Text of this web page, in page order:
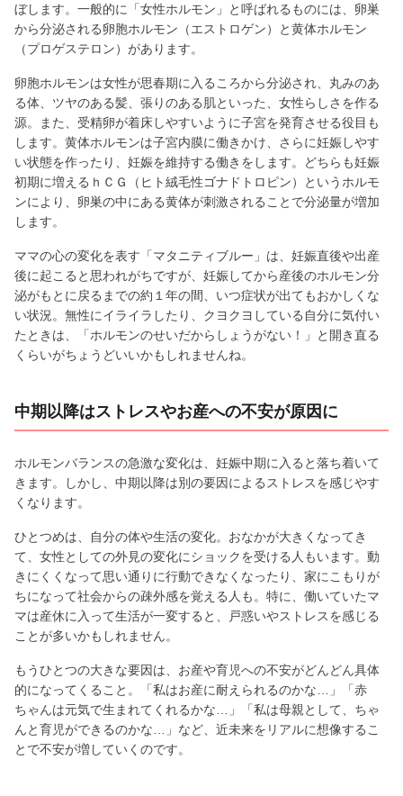
ぼします。一般的に「女性ホルモン」と呼ばれるものには、卵巣
から分泌される卵胞ホルモン（エストロゲン）と黄体ホルモン
（プロゲステロン）があります。
卵胞ホルモンは女性が思春期に入るころから分泌され、丸みのあ
る体、ツヤのある髪、張りのある肌といった、女性らしさを作る
源。また、受精卵が着床しやすいように子宮を発育させる役目も
します。黄体ホルモンは子宮内膜に働きかけ、さらに妊娠しやす
い状態を作ったり、妊娠を維持する働きをします。どちらも妊娠
初期に増えるｈＣＧ（ヒト絨毛性ゴナドトロピン）というホルモ
ンにより、卵巣の中にある黄体が刺激されることで分泌量が増加
します。
ママの心の変化を表す「マタニティブルー」は、妊娠直後や出産
後に起こると思われがちですが、妊娠してから産後のホルモン分
泌がもとに戻るまでの約１年の間、いつ症状が出てもおかしくな
い状況。無性にイライラしたり、クヨクヨしている自分に気付い
たときは、「ホルモンのせいだからしょうがない！」と開き直る
くらいがちょうどいいかもしれませんね。
中期以降はストレスやお産への不安が原因に
ホルモンバランスの急激な変化は、妊娠中期に入ると落ち着いて
きます。しかし、中期以降は別の要因によるストレスを感じやす
くなります。
ひとつめは、自分の体や生活の変化。おなかが大きくなってき
て、女性としての外見の変化にショックを受ける人もいます。動
きにくくなって思い通りに行動できなくなったり、家にこもりが
ちになって社会からの疎外感を覚える人も。特に、働いていたマ
マは産休に入って生活が一変すると、戸惑いやストレスを感じる
ことが多いかもしれません。
もうひとつの大きな要因は、お産や育児への不安がどんどん具体
的になってくること。「私はお産に耐えられるのかな…」「赤
ちゃんは元気で生まれてくれるかな…」「私は母親として、ちゃ
んと育児ができるのかな…」など、近未来をリアルに想像するこ
とで不安が増していくのです。